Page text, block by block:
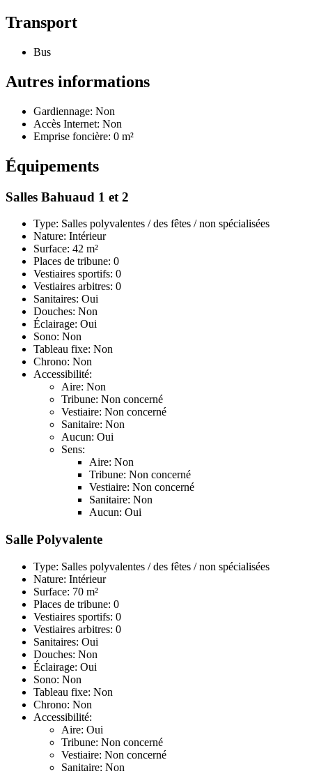
Transport
Bus
Autres informations
Gardiennage: Non
Accès Internet: Non
Emprise foncière: 0 m²
Équipements
Salles Bahuaud 1 et 2
Type: Salles polyvalentes / des fêtes / non spécialisées
Nature: Intérieur
Surface: 42 m²
Places de tribune: 0
Vestiaires sportifs: 0
Vestiaires arbitres: 0
Sanitaires: Oui
Douches: Non
Éclairage: Oui
Sono: Non
Tableau fixe: Non
Chrono: Non
Accessibilité:
Aire: Non
Tribune: Non concerné
Vestiaire: Non concerné
Sanitaire: Non
Aucun: Oui
Sens:
Aire: Non
Tribune: Non concerné
Vestiaire: Non concerné
Sanitaire: Non
Aucun: Oui
Salle Polyvalente
Type: Salles polyvalentes / des fêtes / non spécialisées
Nature: Intérieur
Surface: 70 m²
Places de tribune: 0
Vestiaires sportifs: 0
Vestiaires arbitres: 0
Sanitaires: Oui
Douches: Non
Éclairage: Oui
Sono: Non
Tableau fixe: Non
Chrono: Non
Accessibilité:
Aire: Oui
Tribune: Non concerné
Vestiaire: Non concerné
Sanitaire: Non